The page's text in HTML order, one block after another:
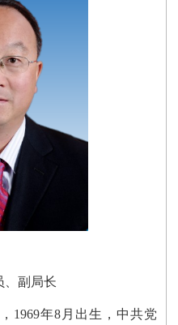
、副局长
1969年8月出生，中共党